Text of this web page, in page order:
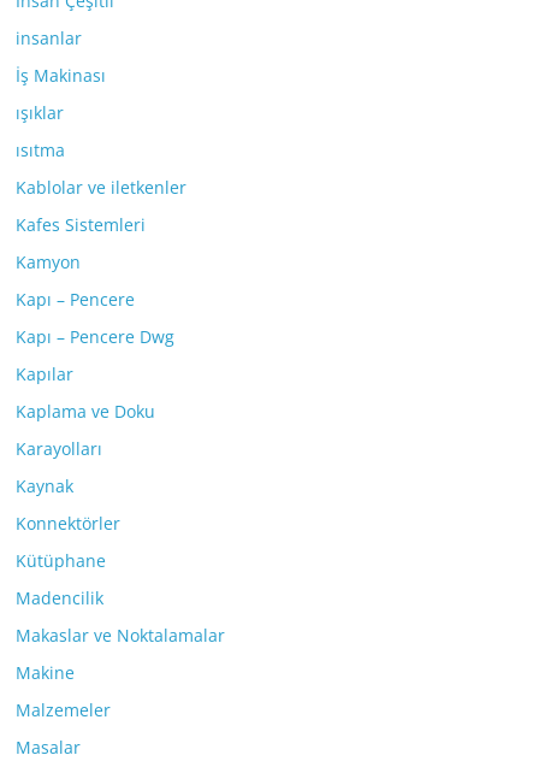
insanlar
İş Makinası
ışıklar
ısıtma
Kablolar ve iletkenler
Kafes Sistemleri
Kamyon
Kapı – Pencere
Kapı – Pencere Dwg
Kapılar
Kaplama ve Doku
Karayolları
Kaynak
Konnektörler
Kütüphane
Madencilik
Makaslar ve Noktalamalar
Makine
Malzemeler
Masalar